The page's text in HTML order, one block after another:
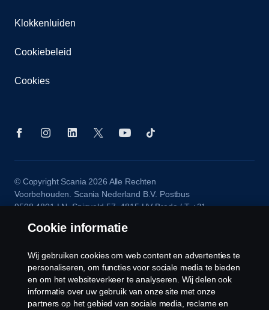
Klokkenluiden
Cookiebeleid
Cookies
© Copyright Scania 2026 Alle Rechten
Voorbehouden. Scania Nederland B.V. Postbus
9598 4801 LN, Spinveld 57, 4815 HV Breda / T +31
Cookie informatie
Wij gebruiken cookies om web content en advertenties te
personaliseren, om functies voor sociale media te bieden
en om het websiteverkeer te analyseren. Wij delen ook
informatie over uw gebruik van onze site met onze
partners op het gebied van sociale media, reclame en